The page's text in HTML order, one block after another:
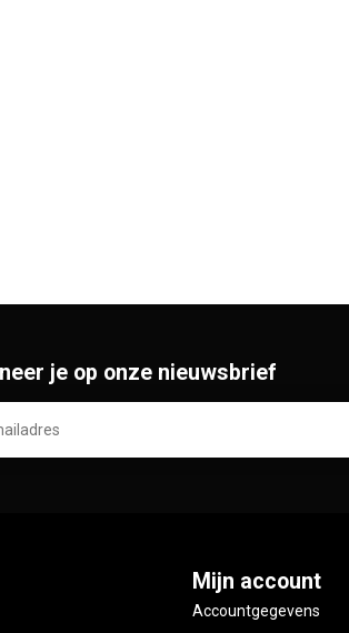
je op onze nieuwsbrief
Mijn account
Accountgegevens